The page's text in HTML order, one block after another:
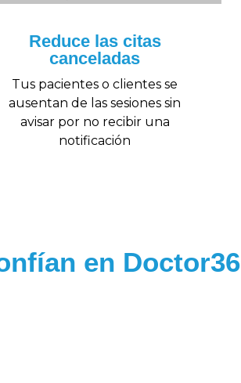
Reduce las citas
canceladas
Tus pacientes o clientes se
ausentan de las sesiones sin
avisar por no recibir una
notificación
en